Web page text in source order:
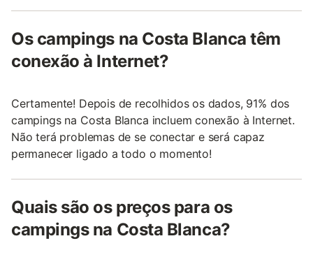
Os campings na Costa Blanca têm
conexão à Internet?
Certamente! Depois de recolhidos os dados, 91% dos
campings na Costa Blanca incluem conexão à Internet.
Não terá problemas de se conectar e será capaz
permanecer ligado a todo o momento!
Quais são os preços para os
campings na Costa Blanca?